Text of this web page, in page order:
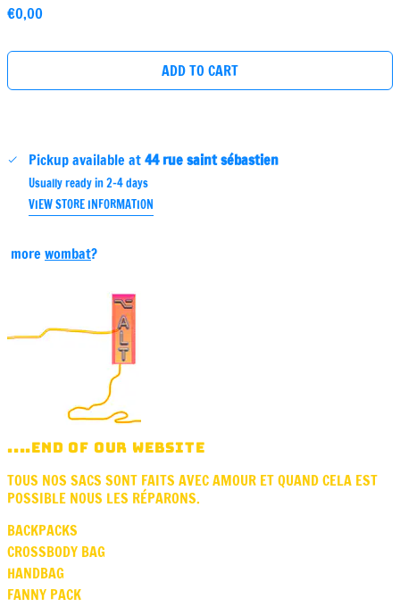
Regular
€0,00
ADD TO CART
Pickup available at44 rue saint sébastien
Usually ready in 2-4 days
VIEW STORE INFORMATION
morewombat?
....END OF OUR WEBSITE
TOUS NOS SACS SONT FAITS AVEC AMOUR ET QUAND CELA EST
POSSIBLE NOUS LES RÉPARONS.
BACKPACKS
CROSSBODY BAG
HANDBAG
FANNY PACK